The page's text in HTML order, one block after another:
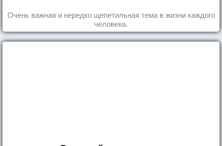
Очень важная и нередко щепетильная тема в жизни каждого
человека.